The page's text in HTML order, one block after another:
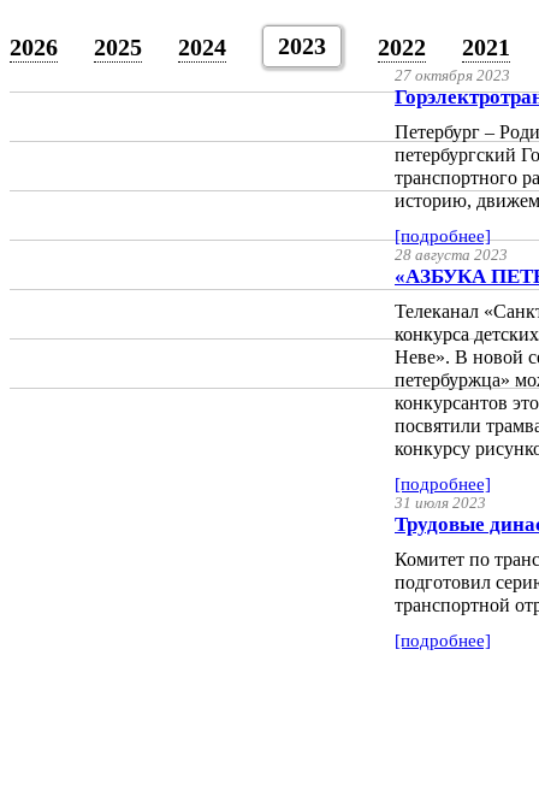
2026 2025 2024 2023 2022 2021
27 октября 2023
Петербург –
петербургский
транспортного
историю,
[подробнее]
28 августа 2023
«АЗБУКА
Телеканал
конкурса
Неве». В новой
петербуржца»
конкурсантов
посвятили
конкурсу
[подробнее]
31 июля 2023
Трудовые
Комитет по
подготовил
транспортной
[подробнее]